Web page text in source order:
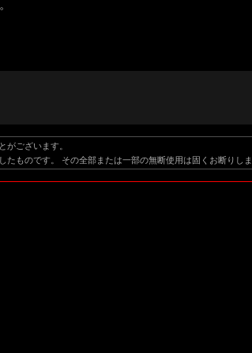
がございます。
ものです。 その全部または一部の無断使用は固くお断りし